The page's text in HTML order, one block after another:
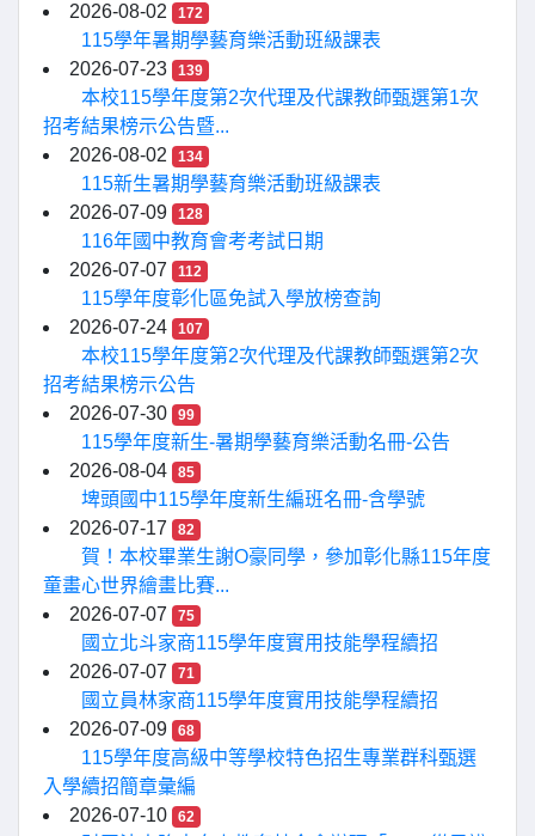
2026-08-02
172
115學年暑期學藝育樂活動班級課表
2026-07-23
139
本校115學年度第2次代理及代課教師甄選第1次
招考結果榜示公告暨...
2026-08-02
134
115新生暑期學藝育樂活動班級課表
2026-07-09
128
116年國中教育會考考試日期
2026-07-07
112
115學年度彰化區免試入學放榜查詢
2026-07-24
107
本校115學年度第2次代理及代課教師甄選第2次
招考結果榜示公告
2026-07-30
99
115學年度新生-暑期學藝育樂活動名冊-公告
2026-08-04
85
埤頭國中115學年度新生編班名冊-含學號
2026-07-17
82
賀！本校畢業生謝O豪同學，參加彰化縣115年度
童畫心世界繪畫比賽...
2026-07-07
75
國立北斗家商115學年度實用技能學程續招
2026-07-07
71
國立員林家商115學年度實用技能學程續招
2026-07-09
68
115學年度高級中等學校特色招生專業群科甄選
入學續招簡章彙編
2026-07-10
62